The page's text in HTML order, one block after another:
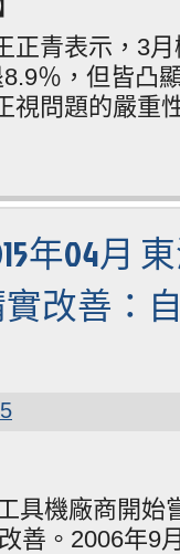
正青表示，3
％，但皆凸
視問題的嚴重
年04月
改善：
具機廠商開始
善。2006年9